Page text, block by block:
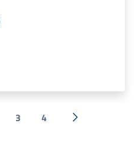
3 4 Successiva »